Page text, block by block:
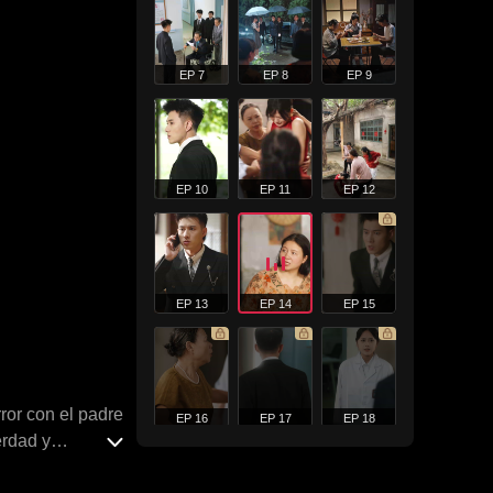
con el padre
y
EP 7 EP 8 EP 9
EP 10 EP 11 EP 12
EP 13 EP 14 EP 15
EP 16 EP 17 EP 18